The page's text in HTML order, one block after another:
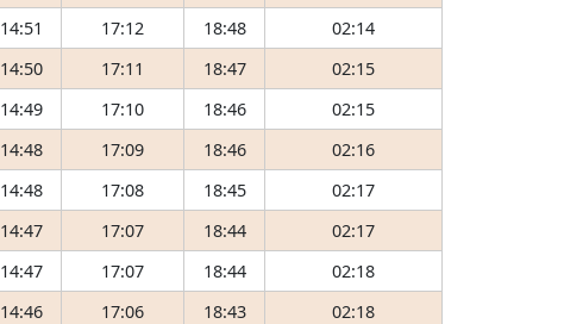
14:51 17:12 18:48
02:14
14:50 17:11 18:47
02:15
14:49 17:10 18:46
02:15
14:48 17:09 18:46
02:16
14:48 17:08 18:45
02:17
14:47 17:07 18:44
02:17
14:47 17:07 18:44
02:18
14:46 17:06 18:43
02:18